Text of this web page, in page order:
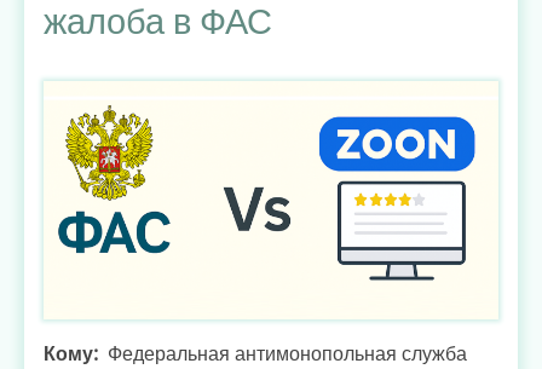
AI-
ЭКГ
жалоба в ФАС
Кому Федеральная антимонопольная служба